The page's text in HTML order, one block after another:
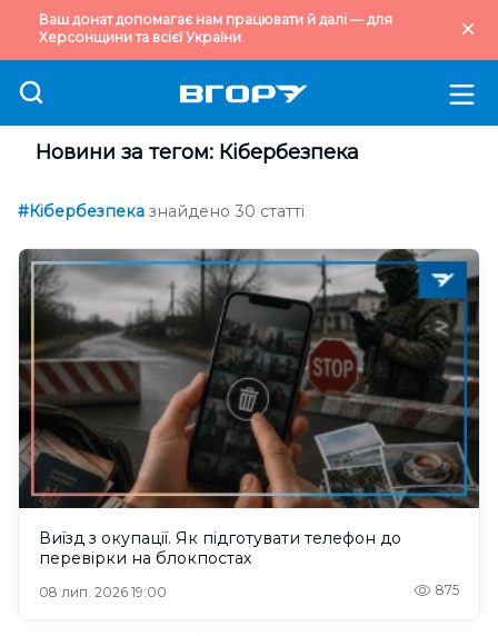
Ваш донат допомагає нам працювати й далі — для
Херсонщини та всієї України.
Новини за тегом: Кібербезпека
#Кібербезпека знайдено 30 статті
Виїзд з окупації. Як підготувати телефон до
перевірки на блокпостах
08 лип. 2026 19:00 875